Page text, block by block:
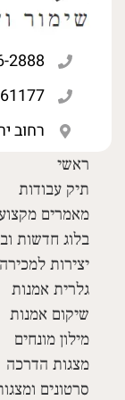
2888
רחוב
ראשי
תיק עבודות
מאמרים
בלוג חדשות
יצירות למכירה
גלרית אמנות
שיקום אמנות
מילון מונחים
מצגות הדרכה
סרטונים